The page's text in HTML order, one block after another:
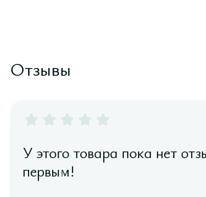
Отзывы
У этого товара пока нет
первым!